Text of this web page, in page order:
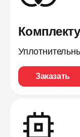
Заказать